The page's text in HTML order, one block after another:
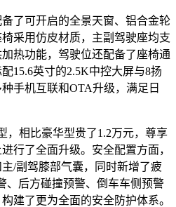
了可开启的全景天窗、铝合金轮
采用仿皮材质，主副驾驶座均支
热功能，驾驶位还配备了座椅通
15.6英寸的2.5K中控大屏与8扬
手机互联和OTA升级，满足日
，相比豪华型贵了1.2万元，尊享
行了全面升级。安全配置方面，
/副驾膝部气囊，同时新增了疲
、后方碰撞预警、倒车车侧预警
建了更为全面的安全防护体系。